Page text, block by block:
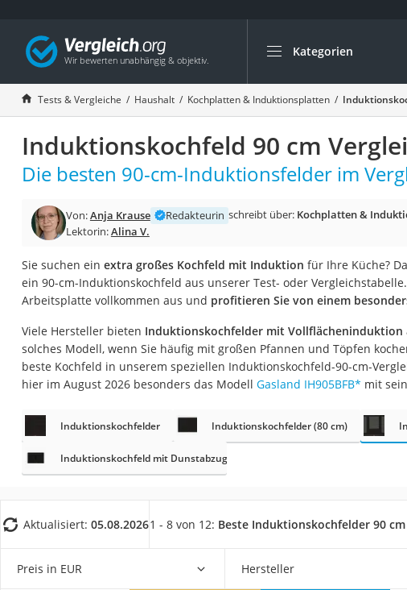
Kategorien
Die beliebtesten
Haushalt
Wassersprudler
Zentralstaubsauger
Brotbackautomat
Wäschespinne
Spülmaschinentabs
Akku-Staubsauger
AEG-Waschmaschine
Saug-Wisch-Roboter
Milchaufschäumer
Tierhaarstaubsauger
Nespresso-Maschine
Tests & Vergleiche Haushalt Kochplatten & Induktionsplatten
Induktionskochfeld 90 cm
Die besten 90-cm-Induktionsfelder im
Von:Anja Krause Redakteurin schreibt über: Kochplatten &
Lektorin:Alina V.
Sie suchen ein extra großes Kochfeld mit Induktion für Ihre Küche?
ein 90-cm-Induktionskochfeld aus unserer Test- oder
Arbeitsplatte vollkommen aus und profitieren Sie von einem
Viele Hersteller bieten Induktionskochfelder mit Vollflächeninduktion
solches Modell, wenn Sie häufig mit großen Pfannen und Töpfen
beste Kochfeld in unserem speziellen Induktionskochfeld-90-cm-
hier im August 2026 besonders das Modell Gasland IH905BFB* mit
Induktionskochfelder Induktionskochfelder (80 cm)
Induktionskochfeld mit Dunstabzug
Aktualisiert: 05.08.20261 - 8 von 12: Beste Induktionskochfelder 90 cm
Preis in EUR Hersteller